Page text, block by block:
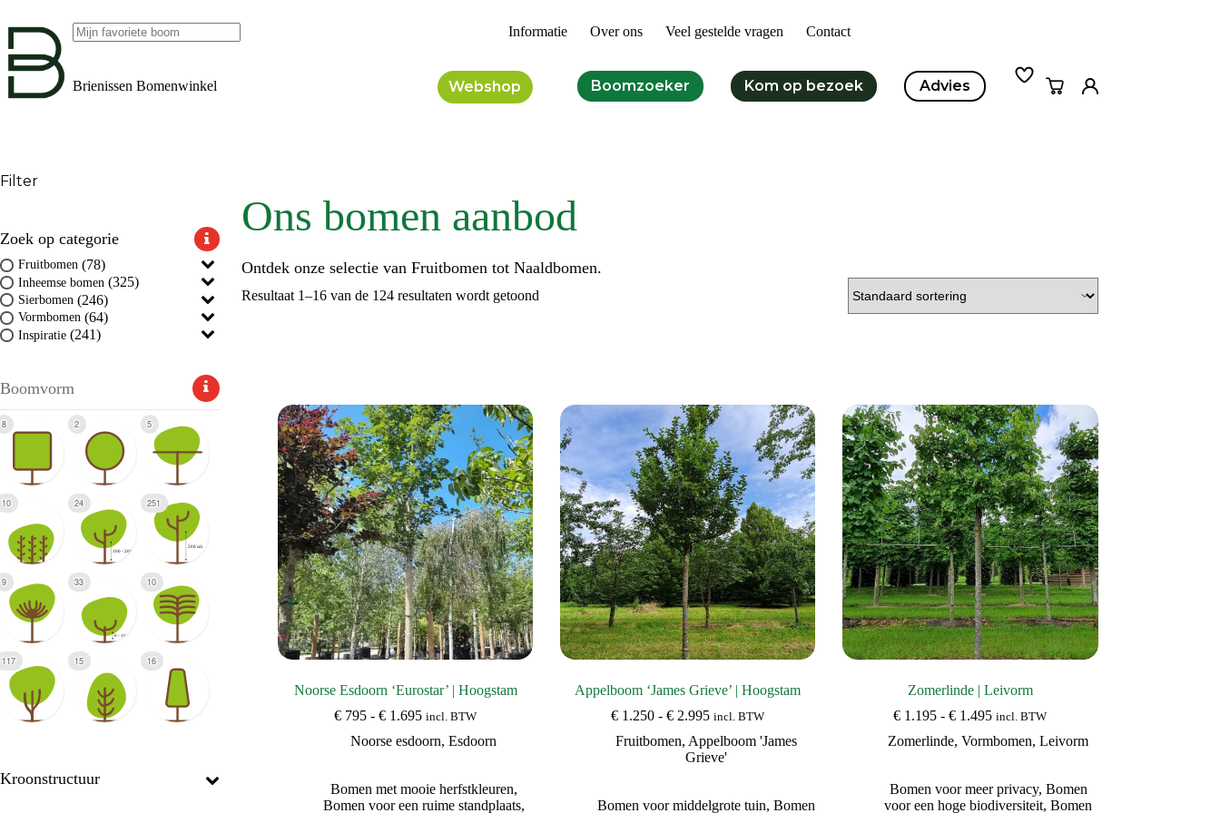
naar
inhoud
Informatie Over ons Veel gestelde vragen Contact
Brienissen Bomenwinkel Webshop Boomzoeker Kom op bezoek Advies Winkelwagen
Ons bomen aanbod
Ontdek onze selectie van Fruitbomen tot Naaldbomen.
Resultaat 1–16 van de 124 resultaten wordt getoond
Noorse Esdoorn ‘Eurostar’ | Hoogstam
€ 795 - € 1.695Prijsklasse:
tot
incl. BTW
Noorse esdoorn,Esdoorn
Bomen met mooie herfstkleuren,
Bomen voor een ruime standplaats,
Appelboom ‘James Grieve’ | Hoogstam
€ 1.250 - € 2.995Prijsklasse:
tot
€ 2.995
incl. BTW
Fruitbomen, Appelboom 'James
Grieve'
Bomen voor middelgrote tuin, Bomen
Zomerlinde | Leivorm
€ 1.195 - € 1.495Prijsklasse:
tot
incl. BTW
Zomerlinde,Vormbomen,Leivorm
Bomen voor meer privacy, Bomen
voor een hoge biodiversiteit,Bomen
Filter
Zoek op categorie
Fruitbomen (78)
Inheemse bomen (325)
Sierbomen (246)
Vormbomen (64)
Inspiratie (241)
Boomvorm
8 2 5
10 24 251
9 33 10
117 15 16
Kroonstructuur